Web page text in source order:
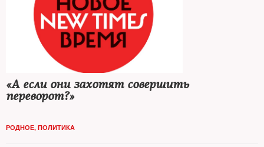
«А если они захотят совершить
переворот?»
РОДНОЕ, ПОЛИТИКА